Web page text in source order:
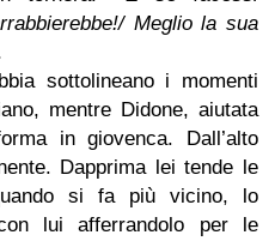
Meglio la sua
sottolineano i momenti
mentre Didone, aiutata
in giovenca. Dall’alto
Dapprima lei tende le
si fa più vicino, lo
lui afferrandolo per le